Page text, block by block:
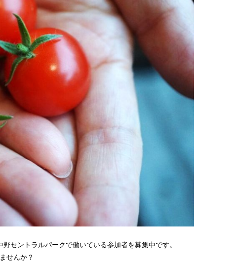
セントラルパークで働いている参加者を募集中です。
せんか？